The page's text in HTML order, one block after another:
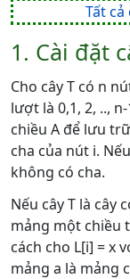
Tất
1. Cài đặt
Cho cây T có n
lượt là 0,1, 2, ..,
chiều A để lưu
cha của nút i.
không có cha.
Nếu cây T là cây
mảng một chiều
cách cho L[i] = x
mảng a là mảng